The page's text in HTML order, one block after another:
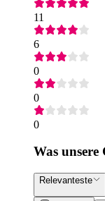
11
6
0
0
0
Was unsere
Relevanteste